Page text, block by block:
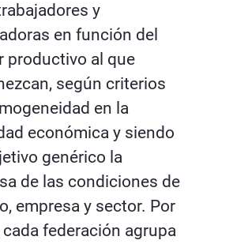
y
en función del
productivo al que
según criterios
en la
económica y siendo
genérico la
de las condiciones de
empresa y sector. Por
federación agrupa